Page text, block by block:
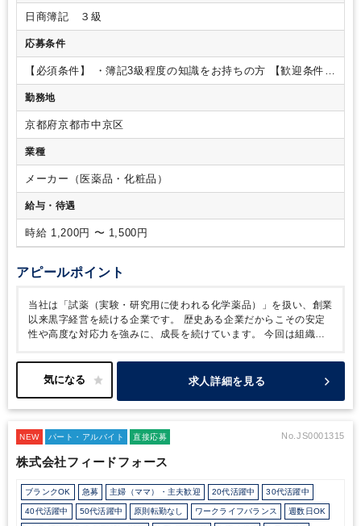
管理
・各種送金業務
組織強化のための増員募集です。
心して働いていただけます。
く、堅くるしくない雰囲気で働いていただけます（役職者には
役職名で呼ばず、○○さんと呼ぶ等、ぜひ面接時にご体感くださ
い）。・自社ビルで綺麗なオフィスです。また、フリーアド
レスを導入しており、社員同士のコミュニケーションが取りや
日商簿記 ３級
応募条件
【必須条件】 ・簿記3級程度の知識をお持ちの方
【歓迎条件】
・経理業務経験者で、仕訳・勘定科目がわかる方※未経験の
方でも歓迎いたします。
日6時間以上勤務できる方を募集しております。
時、10-17時（各1時間昼休憩）
勤務地
京都府京都市中京区
業種
メーカー（医薬品・化粧品）
給与・待遇
時給 1,200円 〜 1,500円
アピールポイント
当社は「試薬（実験・研究用に使われる化学薬品）」を扱い、創業
以来黒字経営を続ける企業です。
歴史ある企業だからこその安定
性や高度な対応力を強みに、成長を続けています。
今回は組織強
求人詳細を見る
NEW パート・アルバイト 直接応募 No.JS0001315
株式会社フィードフォース
ブランクOK 急募 主婦（ママ）・主夫歓迎 20代活躍中 30代活躍中
40代活躍中 50代活躍中 原則転勤なし ワークライフバランス 週数日OK